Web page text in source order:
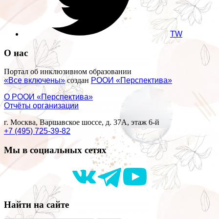
TW
О нас
Портал об инклюзивном образовании
«Все включены»создан РООИ «Перспектива»
О РООИ «Перспектива»
Отчёты организации
г. Москва, Варшавское шоссе, д. 37А, этаж 6-й
+7 (495) 725-39-82
Мы в социальных сетях
Найти на сайте